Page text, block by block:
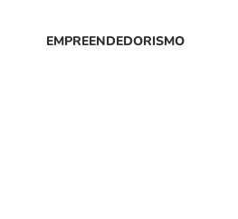
EMPREENDEDORISMO